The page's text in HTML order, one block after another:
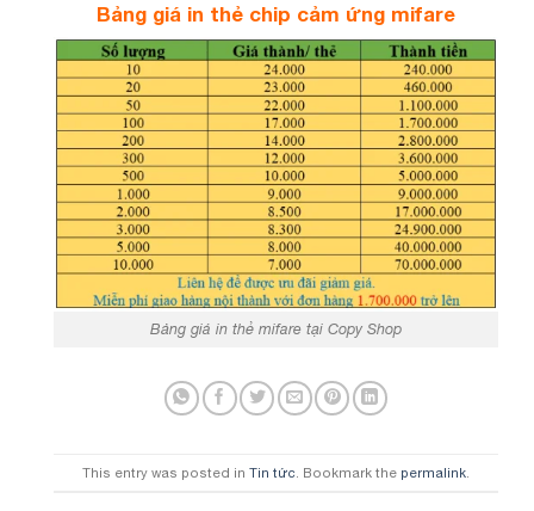
Bảng giá in thẻ chip cảm ứng mifare
Bảng giá in thẻ mifare tại Copy Shop
This entry was posted in Tin tức . Bookmark the permalink